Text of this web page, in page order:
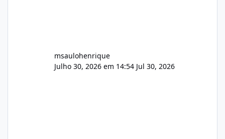
msaulohenrique
Julho 30, 2026 em 14:54 Jul 30, 2026